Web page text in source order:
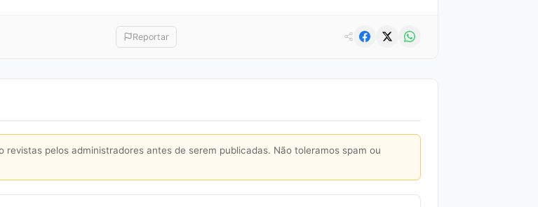
Reportar
pelos administradores antes de serem publicadas. Não toleramos spam ou